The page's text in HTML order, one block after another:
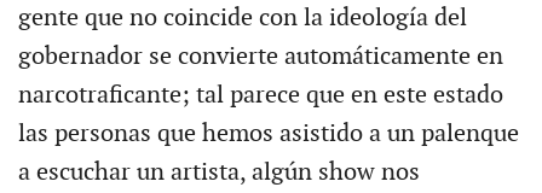
gente que no coincide con la ideología del
gobernador se convierte automáticamente en
narcotraficante; tal parece que en este estado
las personas que hemos asistido a un palenque
a escuchar un artista, algún show nos